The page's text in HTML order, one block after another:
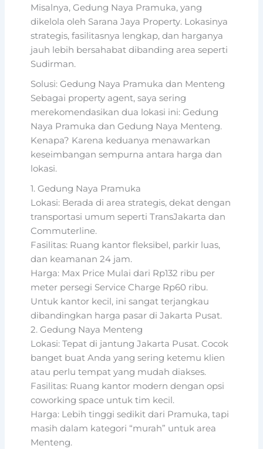
Misalnya, Gedung Naya Pramuka, yang
dikelola oleh Sarana Jaya Property. Lokasinya
strategis, fasilitasnya lengkap, dan harganya
jauh lebih bersahabat dibanding area seperti
Sudirman.
Solusi: Gedung Naya Pramuka dan Menteng
Sebagai property agent, saya sering
merekomendasikan dua lokasi ini: Gedung
Naya Pramuka dan Gedung Naya Menteng.
Kenapa? Karena keduanya menawarkan
keseimbangan sempurna antara harga dan
lokasi.
1. Gedung Naya Pramuka
Lokasi: Berada di area strategis, dekat dengan
transportasi umum seperti TransJakarta dan
Commuterline.
Fasilitas: Ruang kantor fleksibel, parkir luas,
dan keamanan 24 jam.
Harga: Max Price Mulai dari Rp132 ribu per
meter persegi Service Charge Rp60 ribu.
Untuk kantor kecil, ini sangat terjangkau
dibandingkan harga pasar di Jakarta Pusat.
2. Gedung Naya Menteng
Lokasi: Tepat di jantung Jakarta Pusat. Cocok
banget buat Anda yang sering ketemu klien
atau perlu tempat yang mudah diakses.
Fasilitas: Ruang kantor modern dengan opsi
coworking space untuk tim kecil.
Harga: Lebih tinggi sedikit dari Pramuka, tapi
masih dalam kategori “murah” untuk area
Menteng.